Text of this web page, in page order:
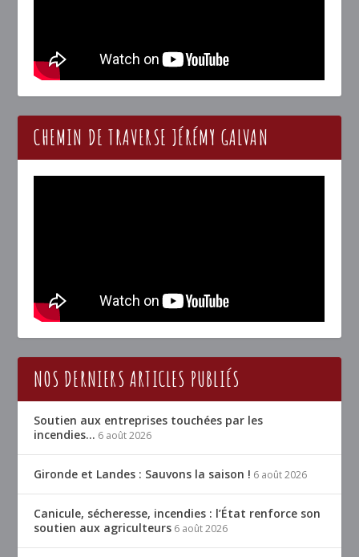
CHEMIN DE TRAVERSE JÉRÉMY GALVAN
NOS DERNIERS ARTICLES PUBLIÉS
Soutien aux entreprises touchées par les
incendies… 6 août 2026
Gironde et Landes : Sauvons la saison ! 6 août 2026
Canicule, sécheresse, incendies : l’État renforce son
soutien aux agriculteurs 6 août 2026